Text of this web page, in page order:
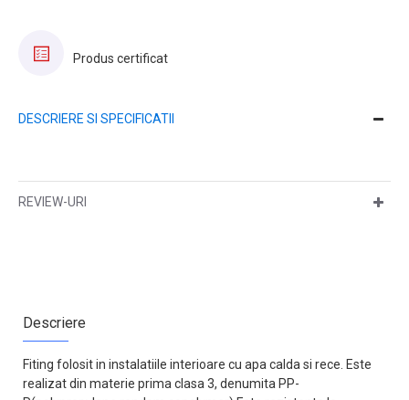
Produs certificat
DESCRIERE SI SPECIFICATII
REVIEW-URI
Descriere
Fiting folosit in instalatiile interioare cu apa calda si rece. Este
realizat din materie prima clasa 3, denumita PP-